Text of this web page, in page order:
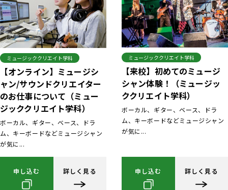
ミュージッククリエイト学科
【オンライン】ミュージシ
ャン/サウンドクリエイター
のお仕事について（ミュー
ジッククリエイト学科）
ボーカル、ギター、ベース、ドラ
ム、キーボードなどミュージシャン
が気に...
申し込む 詳しく見る
ミュージッククリエイト学科
【来校】初めてのミュージ
シャン体験！（ミュージッ
ククリエイト学科）
ボーカル、ギター、ベース、ドラ
ム、キーボードなどミュージシャン
が気に...
申し込む 詳しく見る